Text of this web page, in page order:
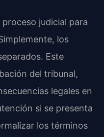
judicial para
los
Este
del tribunal,
legales en
si se presenta
los términos